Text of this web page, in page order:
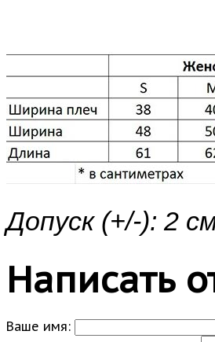
Допуск (+/-): 2
Написать
Ваше имя: